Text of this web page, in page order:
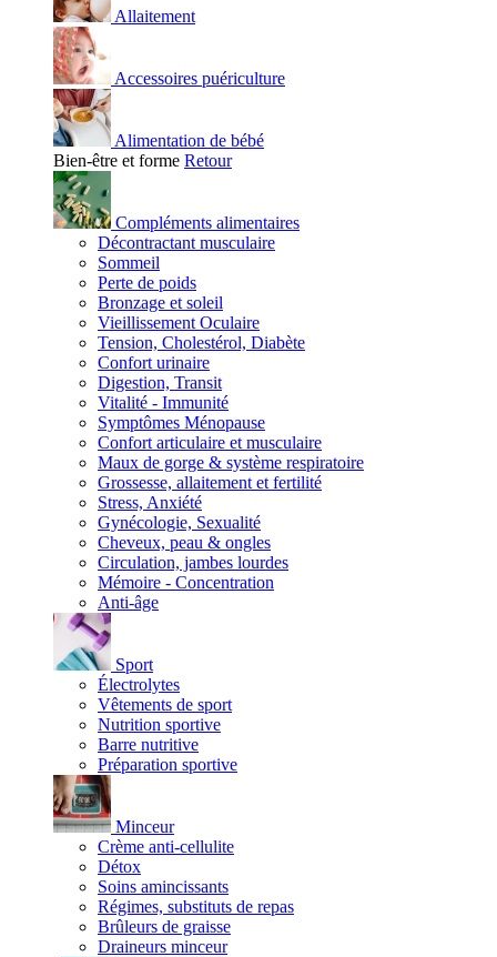
Allaitement
Accessoires puériculture
Alimentation de bébé
Bien-être et forme Retour
Compléments alimentaires
Décontractant musculaire
Sommeil
Perte de poids
Bronzage et soleil
Vieillissement Oculaire
Tension, Cholestérol, Diabète
Confort urinaire
Digestion, Transit
Vitalité - Immunité
Symptômes Ménopause
Confort articulaire et musculaire
Maux de gorge & système respiratoire
Grossesse, allaitement et fertilité
Stress, Anxiété
Gynécologie, Sexualité
Cheveux, peau & ongles
Circulation, jambes lourdes
Mémoire - Concentration
Anti-âge
Sport
Électrolytes
Vêtements de sport
Nutrition sportive
Barre nutritive
Préparation sportive
Minceur
Crème anti-cellulite
Détox
Soins amincissants
Régimes, substituts de repas
Brûleurs de graisse
Draineurs minceur